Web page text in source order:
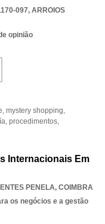
097, ARROIOS
opinião
mystery shopping,
procedimentos,
Internacionais Em
PENELA, COIMBRA
os negócios e a gestão